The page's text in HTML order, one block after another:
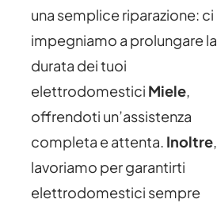
una semplice riparazione: ci
impegniamo a prolungare la
durata dei tuoi
elettrodomestici Miele,
offrendoti un’assistenza
completa e attenta. Inoltre,
lavoriamo per garantirti
elettrodomestici sempre